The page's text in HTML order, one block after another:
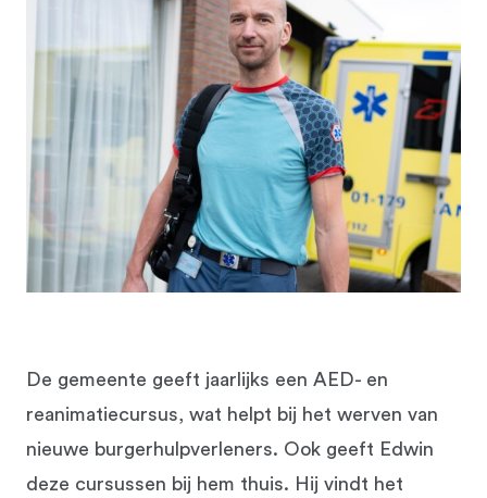
De gemeente geeft jaarlijks een AED- en
reanimatiecursus, wat helpt bij het werven van
nieuwe burgerhulpverleners. Ook geeft Edwin
deze cursussen bij hem thuis. Hij vindt het